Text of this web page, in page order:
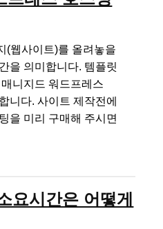
(웹사이트)를 올려놓을
을 의미합니다. 템플릿
니지드 워드프레스
니다. 사이트 제작전에
을 미리 구매해 주시면
요시간은 어떻게